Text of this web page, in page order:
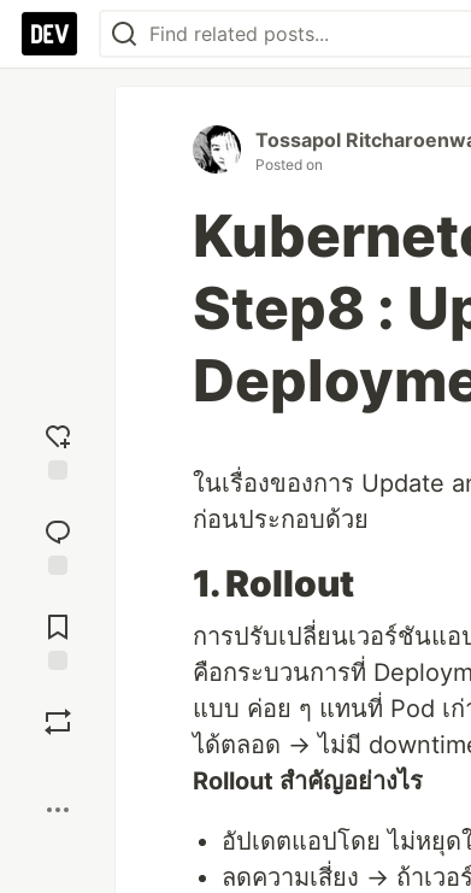
reaction
Comments
Tossapol
Posted on
Step8 :
ในเรื่องของการ Update
ก่อนประกอบด้วย
1. Rollout
การปรับเปลี่ยนเวอร์ชันแ
คือกระบวนการที่
แบบ ค่อย ๆ แทนที่ Pod เ
ได้ตลอด → ไม่มี
Rollout สำคัญอย่างไร
อัปเดตแอปโดย ไม่หยุด
ลดความเสี่ยง → ถ้าเว